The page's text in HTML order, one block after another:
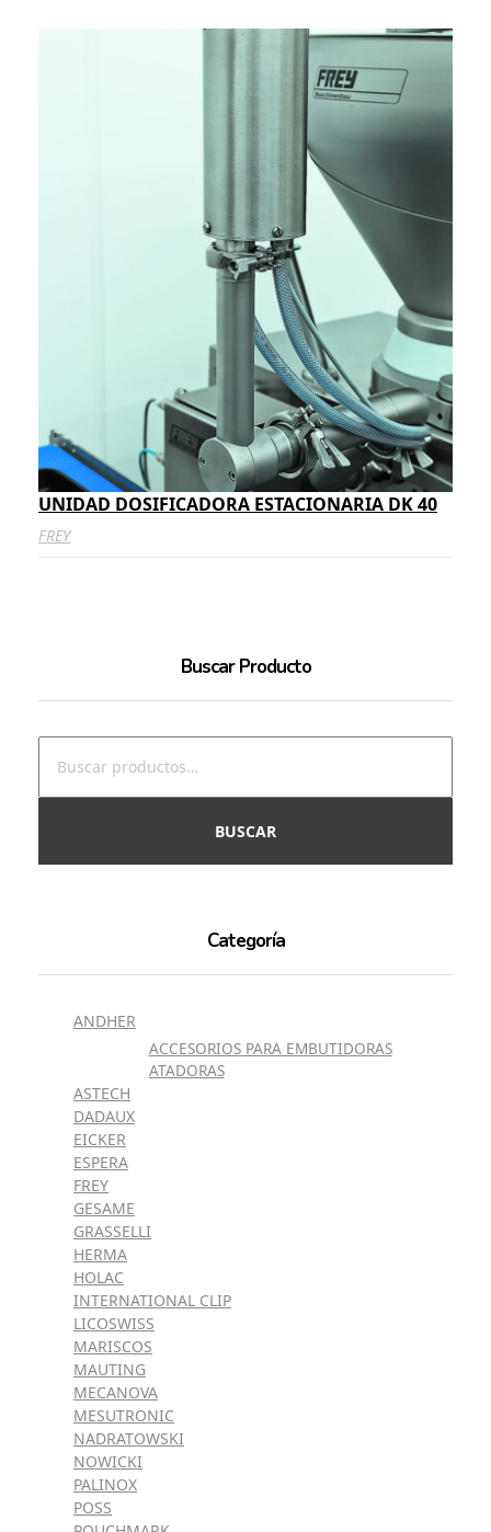
UNIDAD DOSIFICADORA ESTACIONARIA DK 40
FREY
Buscar Producto
BUSCAR
Categoría
ANDHER
ACCESORIOS PARA EMBUTIDORAS
ATADORAS
ASTECH
DADAUX
EICKER
ESPERA
FREY
GESAME
GRASSELLI
HERMA
HOLAC
INTERNATIONAL CLIP
LICOSWISS
MARISCOS
MAUTING
MECANOVA
MESUTRONIC
NADRATOWSKI
NOWICKI
PALINOX
POSS